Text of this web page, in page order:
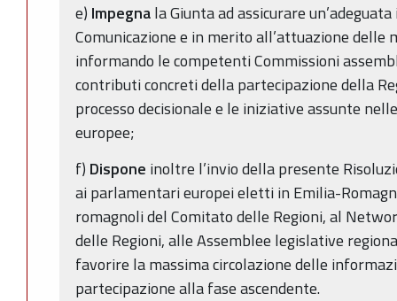
e) Impegnala Giunta ad assicurare
Comunicazione e in merito all’attuazione delle
informando le competenti Commissioni
contributi concreti della partecipazione della
processo decisionale e le iniziative assunte
europee;
f) Dispone inoltre l’invio della presente
ai parlamentari europei eletti in Emilia-
romagnoli del Comitato delle Regioni, al
delle Regioni, alle Assemblee legislative
favorire la massima circolazione delle
partecipazione alla fase ascendente.